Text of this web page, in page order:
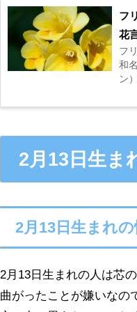
フ
花
フ
和
ン
分
ジ
2月13日生ま
2月13日生まれ
2月13日生まれの人は芯
曲がったことが嫌いなの